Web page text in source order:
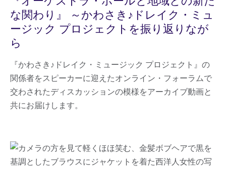
な関わり』 ～かわさき♪ドレイク・ミュ
ージック プロジェクトを振り返りなが
ら
『かわさき♪ドレイク・ミュージック プロジェクト』の
関係者をスピーカーに迎えたオンライン・フォーラムで
交わされたディスカッションの模様をアーカイブ動画と
共にお届けします。